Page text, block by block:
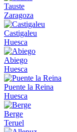
Tauste
Zaragoza
Castigaleu
Huesca
Abiego
Huesca
Puente la Reina
Huesca
Berge
Teruel